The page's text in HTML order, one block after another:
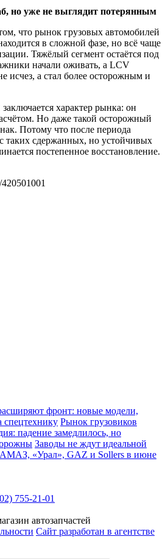
но уже не выглядит потерянным
что рынок грузовых автомобилей
в сложной фазе, но всё чаще
Тяжёлый сегмент остаётся под
начали оживать, а LCV
исчез, а стал более осторожным и
характер рынка: он
Но даже такой осторожный
Потому что после периода
таких сдержанных, но устойчивых
постепенное восстановление.
фронт: новые модели,
спецтехнику Рынок грузовиков
падение замедлилось, но
Заводы не ждут идеальной
«Урал», GAZ и Sollers в июне
755-21-01
автозапчастей
Сайт разработан в агентстве